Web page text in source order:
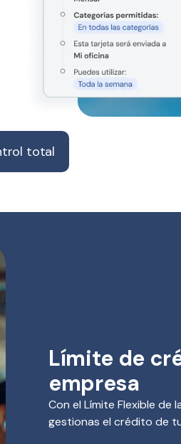
total
Límite de
empresa
Con el Límite Flexible de
gestionas el crédito de